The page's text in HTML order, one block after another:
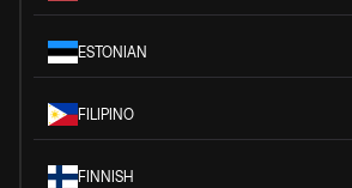
ESTONIAN
FILIPINO
FINNISH